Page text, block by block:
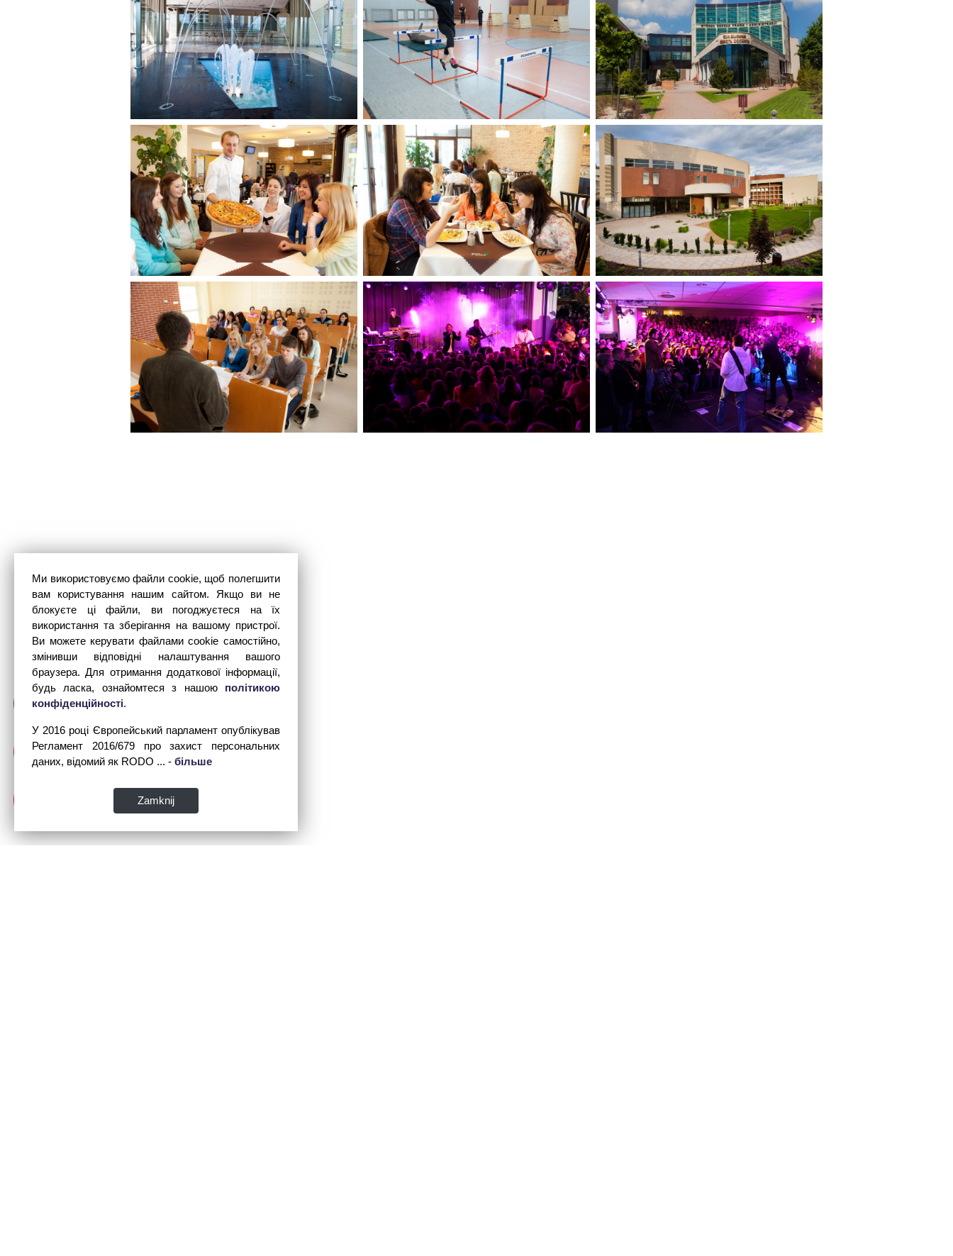
Ми використовуємо файли cookie, щоб полегшити
вам користування нашим сайтом. Якщо ви не
блокуєте ці файли, ви погоджуєтеся на їх
використання та зберігання на вашому пристрої.
Ви можете керувати файлами cookie самостійно,
змінивши відповідні налаштування вашого
браузера. Для отримання додаткової інформації,
будь ласка, ознайомтеся з нашоюполітикою
конфіденційності.
У 2016 році Європейський парламент опублікував
Регламент 2016/679 про захист персональних
даних, відомий як RODO ... - більше
Zamknij